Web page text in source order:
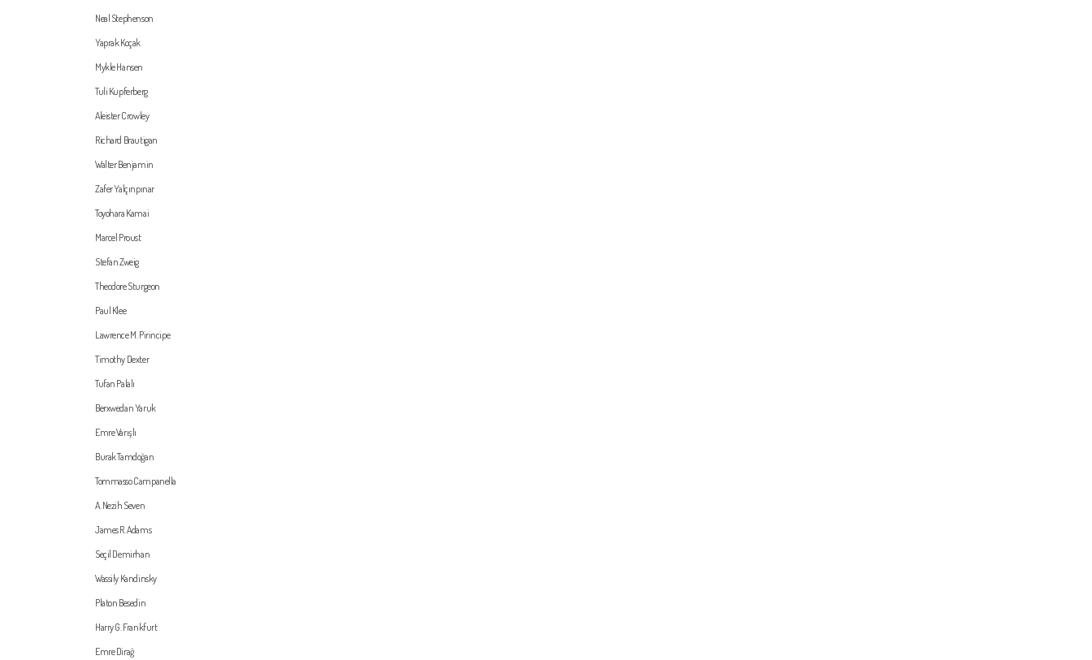
Neal Stephenson
Yaprak Koçak
Mykle Hansen
Tuli Kupferberg
Aleister Crowley
Richard Brautigan
Walter Benjamin
Zafer Yalçınpınar
Toyohara Kamai
Marcel Proust
Stefan Zweig
Theodore Sturgeon
Paul Klee
Lawrence M. Pirincipe
Timothy Dexter
Tufan Palalı
Berxwedan Yaruk
Emre Varışlı
Burak Tamdoğan
Tommasso Campanella
A. Nezih Seven
James R. Adams
Seçil Demirhan
Wassily Kandinsky
Platon Besedin
Harry G. Frankfurt
Emre Dirağ